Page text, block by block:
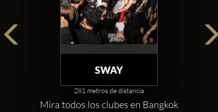
SWAY
281 metros de distancia
Mira todos los clubes en Bangkok